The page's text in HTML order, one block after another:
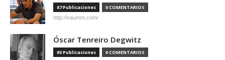
87 Publicaciones 0 COMENTARIOS
http://vaumm.com/
Óscar Tenreiro Degwitz
85 Publicaciones 0 COMENTARIOS